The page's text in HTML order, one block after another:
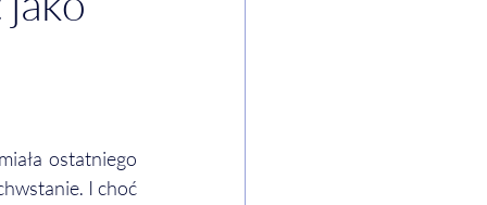
ostatniego
I choć